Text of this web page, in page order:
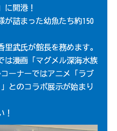
に開港！
が詰まった幼魚たち約150
里武氏が館長を務めます。
は漫画「マグメル深海水族
ーナーではアニメ「ラブ
とのコラボ展示が始まり
！